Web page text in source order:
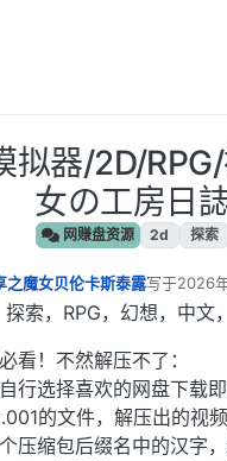
拟器/2D/
女の工房日
网赚盘资源 2d 探索
之魔女贝伦卡斯泰露写于2026
最后由 编辑
索，RPG，幻想，中文
看！不然解压不了：
行选择喜欢的网盘下载
的文件，解压出的视
压缩包后缀名中的汉字